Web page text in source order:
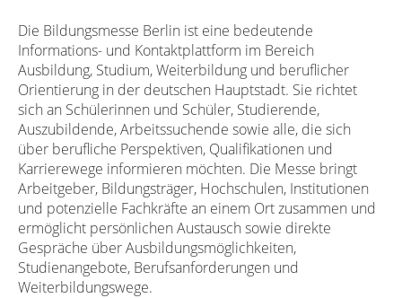
Die Bildungsmesse Berlin ist eine bedeutende
Informations- und Kontaktplattform im Bereich
Ausbildung, Studium, Weiterbildung und beruflicher
Orientierung in der deutschen Hauptstadt. Sie richtet
sich an Schülerinnen und Schüler, Studierende,
Auszubildende, Arbeitssuchende sowie alle, die sich
über berufliche Perspektiven, Qualifikationen und
Karrierewege informieren möchten. Die Messe bringt
Arbeitgeber, Bildungsträger, Hochschulen, Institutionen
und potenzielle Fachkräfte an einem Ort zusammen und
ermöglicht persönlichen Austausch sowie direkte
Gespräche über Ausbildungsmöglichkeiten,
Studienangebote, Berufsanforderungen und
Weiterbildungswege.